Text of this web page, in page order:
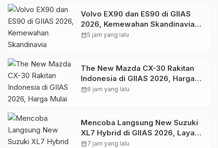
Volvo EX90 dan ES90 di GIIAS
2026, Kemewahan Skandinavia
Berbasis Teknologi dan
calendar_month5 jam yang lalu
The New Mazda CX-30 Rakitan
Indonesia di GIIAS 2026, Harga
Mulai Rp 499 Juta
calendar_month6 jam yang lalu
Mencoba Langsung New Suzuki
XL7 Hybrid di GIIAS 2026, Layak
Jadi SUV Keluarga
calendar_month7 jam yang lalu